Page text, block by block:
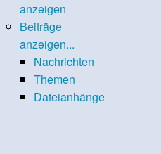
anzeigen
Beiträge
anzeigen...
Nachrichten
Themen
Dateianhänge